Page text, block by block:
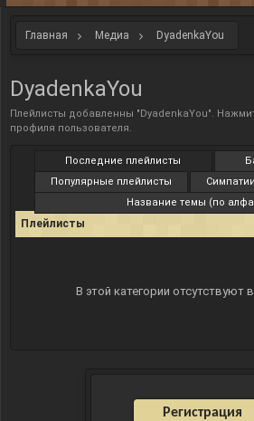
Главная Медиа DyadenkaYou
DyadenkaYou
Плейлисты добавленны "DyadenkaYou".
профиля пользователя.
Последние плейлисты
Популярные плейлисты
Симпатии
Название темы (по
Плейлисты
В этой категории отсутствуют
Регистрация